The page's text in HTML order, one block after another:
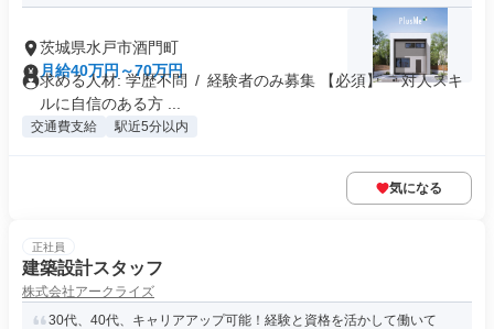
茨城県水戸市酒門町
月給40万円～70万円
求める人材: 学歴不問 / 経験者のみ募集 【必須】 ・対人スキ
ルに自信のある方 ...
交通費支給 駅近5分以内
気になる
正社員
建築設計スタッフ
株式会社アークライズ
30代、40代、キャリアアップ可能！経験と資格を活かして働いて